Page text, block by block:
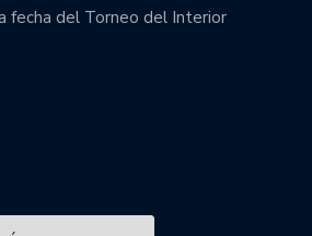
fecha del Torneo del Interior